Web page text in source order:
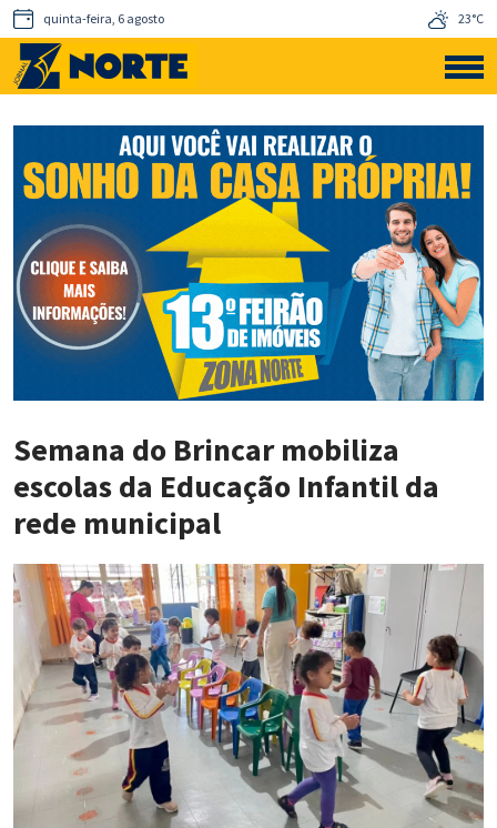
quinta-feira, 6 agosto 23°C
Semana do Brincar mobiliza
escolas da Educação Infantil da
rede municipal